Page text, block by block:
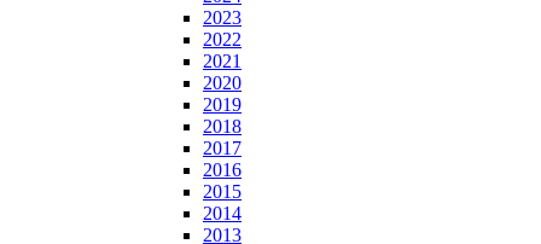
2023
2022
2021
2020
2019
2018
2017
2016
2015
2014
2013